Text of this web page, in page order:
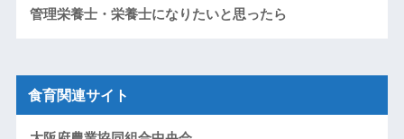
管理栄養士・栄養士になりたいと思ったら
食育関連サイト